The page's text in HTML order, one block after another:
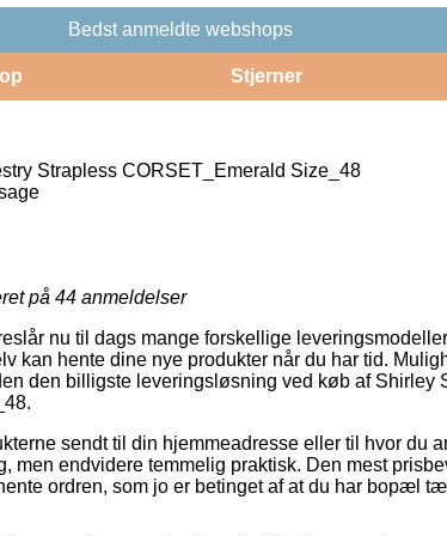
Bedst anmeldte webshops
Stjerner
Strapless CORSET_Emerald Size_48
på 44 anmeldelser
nu til dags mange forskellige
kan hente dine nye produkter når du har tid.
den billigste leveringsløsning ved køb af Shirley
sendt til din hjemmeadresse eller til hvor du
men endvidere temmelig praktisk. Den mest
ordren, som jo er betinget af at du har bopæl